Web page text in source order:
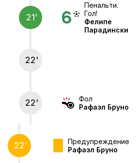
21'
Пенальти.
Гол!
Фелипе
Парадински
22'
22'
Фол
Рафаэл Бруно
22'
Предупреждение
Рафаэл Бруно